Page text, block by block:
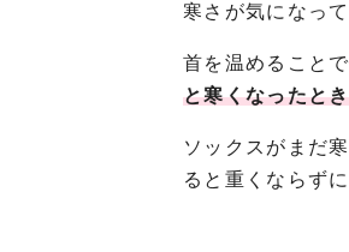
寒さが気になっ
首を温めること
と寒くなったと
ソックスがまだ
ると重くならず